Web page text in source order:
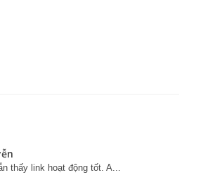
thấy link hoạt động tốt. A...